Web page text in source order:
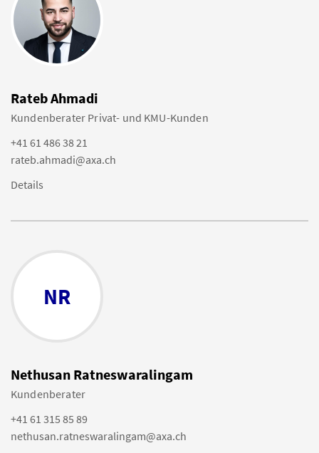
Rateb Ahmadi
Kundenberater Privat- und KMU-Kunden
+41 61 486 38 21
rateb.ahmadi@axa.ch
Details
NR
Nethusan Ratneswaralingam
Kundenberater
+41 61 315 85 89
nethusan.ratneswaralingam@axa.ch